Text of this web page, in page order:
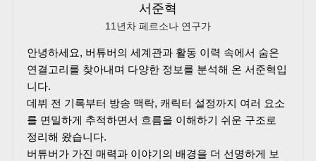
서준혁
11년차 페르소나 연구가
안녕하세요, 버튜버의 세계관과 활동 이력 속에서 숨은
연결고리를 찾아내며 다양한 정보를 분석해 온 서준혁입
니다.
데뷔 전 기록부터 방송 맥락, 캐릭터 설정까지 여러 요소
를 면밀하게 추적하면서 흐름을 이해하기 쉬운 구조로
정리해 왔습니다.
버튜버가 가진 매력과 이야기의 배경을 더 선명하게 보